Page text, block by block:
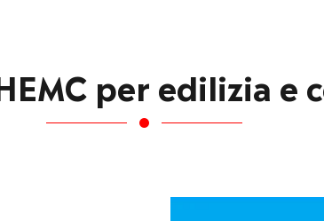
per edilizia e